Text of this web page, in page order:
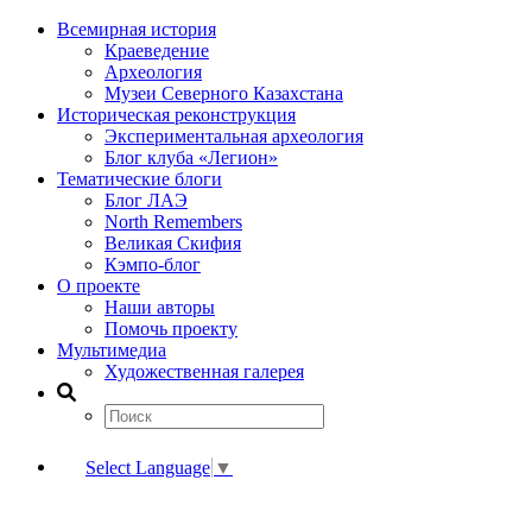
Всемирная история
Краеведение
Археология
Музеи Северного Казахстана
Историческая реконструкция
Экспериментальная археология
Блог клуба «Легион»
Тематические блоги
Блог ЛАЭ
North Remembers
Великая Скифия
Кэмпо-блог
О проекте
Наши авторы
Помочь проекту
Мультимедиа
Художественная галерея
Select Language ▼